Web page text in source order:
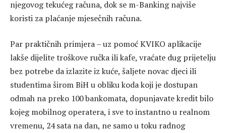
njegovog tekućeg računa, dok se m-Banking najviše
koristi za plaćanje mjesečnih računa.
Par praktičnih primjera – uz pomoć KVIKO aplikacije
lakše dijelite troškove ručka ili kafe, vraćate dug prijetelju
bez potrebe da izlazite iz kuće, šaljete novac djeci ili
studentima širom BiH u obliku koda koji je dostupan
odmah na preko 100 bankomata, dopunjavate kredit bilo
kojeg mobilnog operatera, i sve to instantno u realnom
vremenu, 24 sata na dan, ne samo u toku radnog